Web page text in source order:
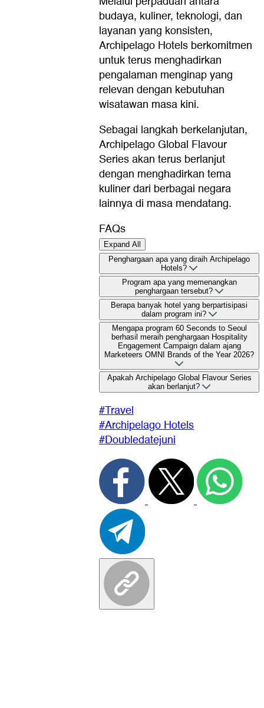
budaya, kuliner, teknologi, dan
layanan yang konsisten,
Archipelago Hotels berkomitmen
untuk terus menghadirkan
pengalaman menginap yang
relevan dengan kebutuhan
wisatawan masa kini.
Sebagai langkah berkelanjutan,
Archipelago Global Flavour
Series akan terus berlanjut
dengan menghadirkan tema
kuliner dari berbagai negara
lainnya di masa mendatang.
FAQs
Expand All
Penghargaan apa yang diraih Archipelago
Hotels?
Program apa yang memenangkan
penghargaan tersebut?
Berapa banyak hotel yang berpartisipasi
dalam program ini?
Mengapa program 60 Seconds to Seoul
berhasil meraih penghargaan Hospitality
Engagement Campaign dalam ajang
Marketeers OMNI Brands of the Year 2026?
Apakah Archipelago Global Flavour Series
akan berlanjut?
#Travel
#Archipelago Hotels
#Doubledatejuni